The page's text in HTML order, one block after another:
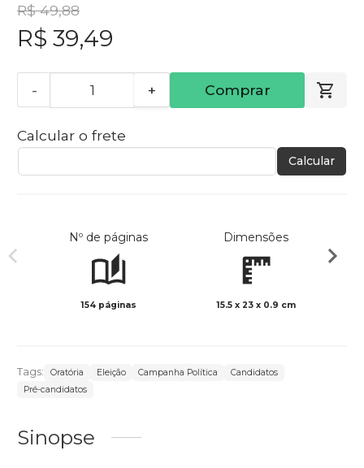
R$ 49,88
R$ 39,49
- + Comprar
Calcular o frete
Calcular
Nº de páginas
154 páginas
Dimensões
15.5 x 23 x 0.9 cm
Tags: Oratória Eleição Campanha Política
Candidatos
Pré-candidatos
Sinopse